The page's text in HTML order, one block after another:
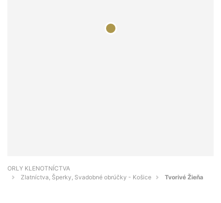
ORLY KLENOTNÍCTVA
Zlatníctva, Šperky, Svadobné obrúčky - Košice
Tvorivé Žieňa